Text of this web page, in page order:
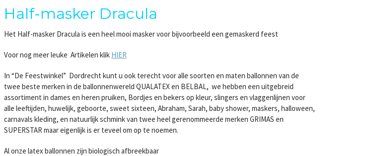
Half-masker Dracula
Het Half-masker Dracula is een heel mooi masker voor bijvoorbeeld een gemaskerd feest
Voor nog meer leuke Artikelen klik HIER
In “De Feestwinkel” Dordrecht kunt u ook terecht voor alle soorten en maten ballonnen van de
twee beste merken in de ballonnenwereld QUALATEX en BELBAL, we hebben een uitgebreid
assortiment in dames en heren pruiken, Bordjes en bekers op kleur, slingers en vlaggenlijnen voor
alle leeftijden, huwelijk, geboorte, sweet sixteen, Abraham, Sarah, baby shower, maskers, halloween,
carnavals kleding, en natuurlijk schmink van twee heel gerenommeerde merken GRIMAS en
SUPERSTAR maar eigenlijk is er teveel om op te noemen.
Al onze latex ballonnen zijn biologisch afbreekbaar